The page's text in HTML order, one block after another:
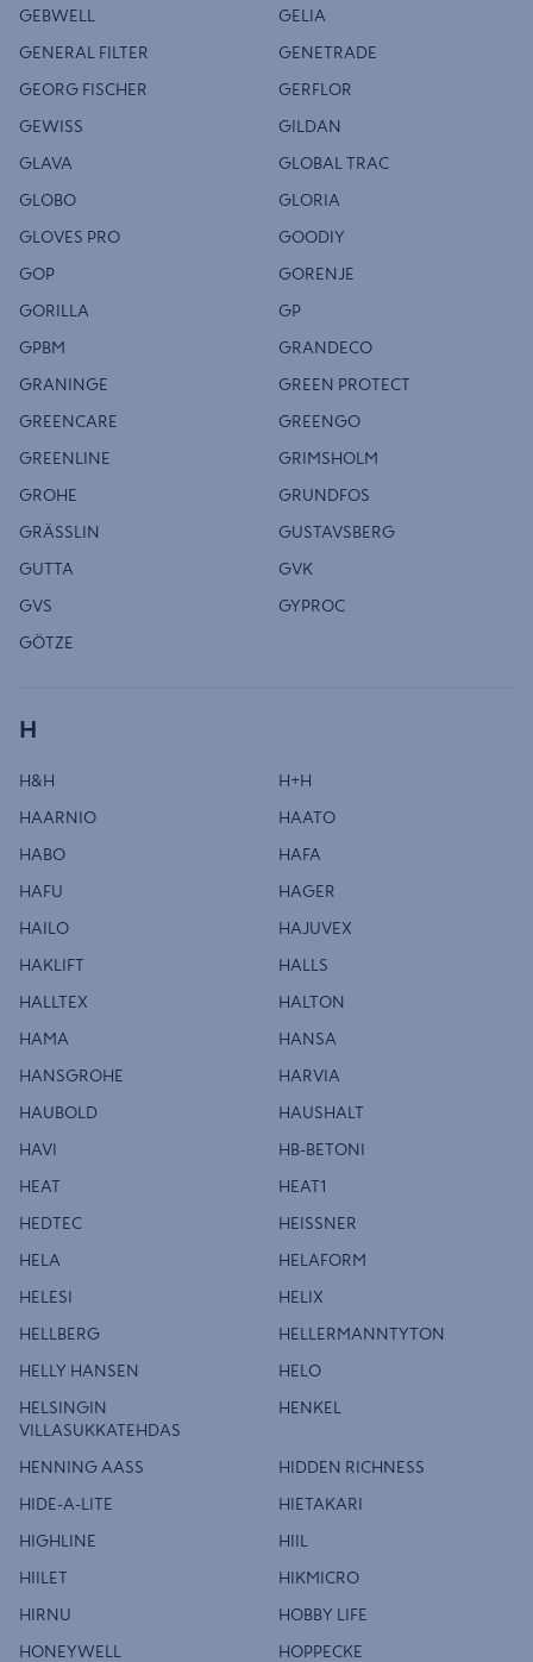
GEBWELL GELIA
GENERAL FILTER GENETRADE
GEORG FISCHER GERFLOR
GEWISS GILDAN
GLAVA GLOBAL TRAC
GLOBO GLORIA
GLOVES PRO GOODIY
GOP GORENJE
GORILLA GP
GPBM GRANDECO
GRANINGE GREEN PROTECT
GREENCARE GREENGO
GREENLINE GRIMSHOLM
GROHE GRUNDFOS
GRÄSSLIN GUSTAVSBERG
GUTTA GVK
GVS GYPROC
GÖTZE
H
H&H H+H
HAARNIO HAATO
HABO HAFA
HAFU HAGER
HAILO HAJUVEX
HAKLIFT HALLS
HALLTEX HALTON
HAMA HANSA
HANSGROHE HARVIA
HAUBOLD HAUSHALT
HAVI HB-BETONI
HEAT HEAT1
HEDTEC HEISSNER
HELA HELAFORM
HELESI HELIX
HELLBERG HELLERMANNTYTON
HELLY HANSEN HELO
HELSINGIN
VILLASUKKATEHDAS
HENKEL
HENNING AASS HIDDEN RICHNESS
HIDE-A-LITE HIETAKARI
HIGHLINE HIIL
HIILET HIKMICRO
HIRNU HOBBY LIFE
HONEYWELL HOPPECKE